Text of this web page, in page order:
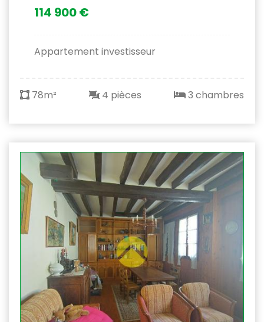
114 900 €
Appartement investisseur
78m² 4 pièces 3 chambres